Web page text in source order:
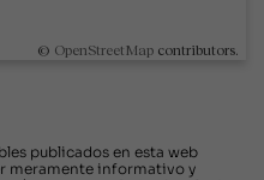
© OpenStreetMap contributors.
publicados en esta web
meramente informativo y